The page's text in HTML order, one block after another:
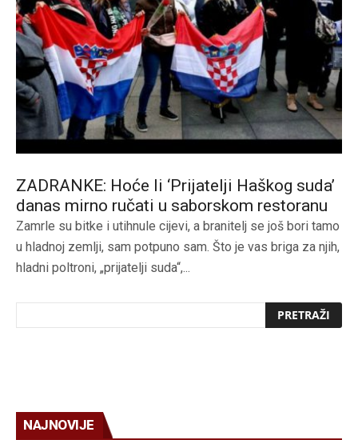
ZADRANKE: Hoće li ‘Prijatelji Haškog suda’
danas mirno ručati u saborskom restoranu
Zamrle su bitke i utihnule cijevi, a branitelj se još bori tamo
u hladnoj zemlji, sam potpuno sam. Što je vas briga za njih,
hladni poltroni, „prijatelji suda“,...
NAJNOVIJE